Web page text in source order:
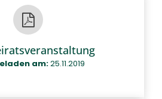
am:25.11.2019